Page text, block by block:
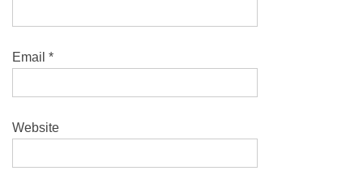
Email *
Website